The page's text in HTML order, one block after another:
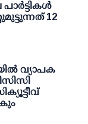
12
വ്യാപക